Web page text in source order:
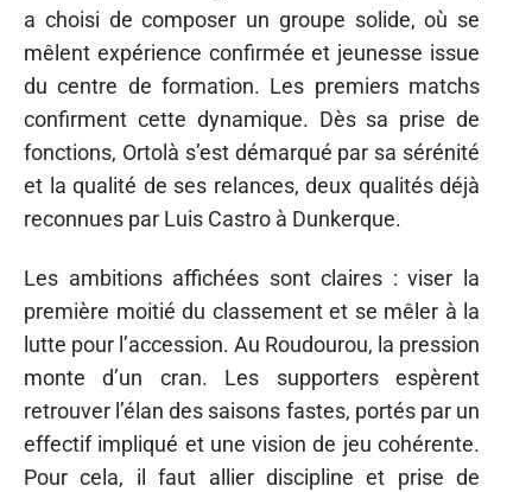
a choisi de composer un groupe solide, où se
mêlent expérience confirmée et jeunesse issue
du centre de formation. Les premiers matchs
confirment cette dynamique. Dès sa prise de
fonctions, Ortolà s’est démarqué par sa sérénité
et la qualité de ses relances, deux qualités déjà
reconnues par Luis Castro à Dunkerque.
Les ambitions affichées sont claires : viser la
première moitié du classement et se mêler à la
lutte pour l’accession. Au Roudourou, la pression
monte d’un cran. Les supporters espèrent
retrouver l’élan des saisons fastes, portés par un
effectif impliqué et une vision de jeu cohérente.
Pour cela, il faut allier discipline et prise de